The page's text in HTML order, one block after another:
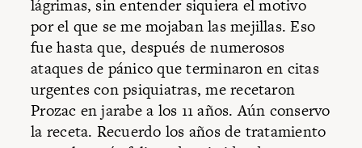
lágrimas, sin entender siquiera el motivo
por el que se me mojaban las mejillas. Eso
fue hasta que, después de numerosos
ataques de pánico que terminaron en citas
urgentes con psiquiatras, me recetaron
Prozac en jarabe a los 11 años. Aún conservo
la receta. Recuerdo los años de tratamiento